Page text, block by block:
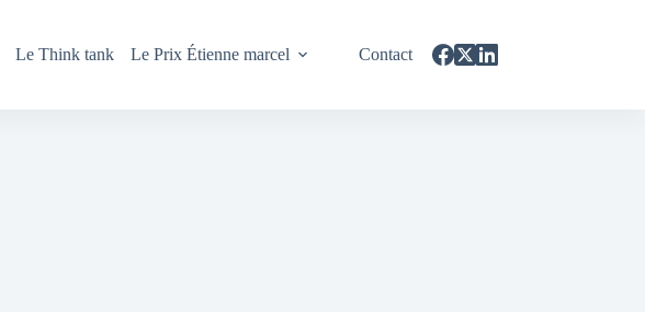
Le Think tank Le Prix Étienne marcel Contact